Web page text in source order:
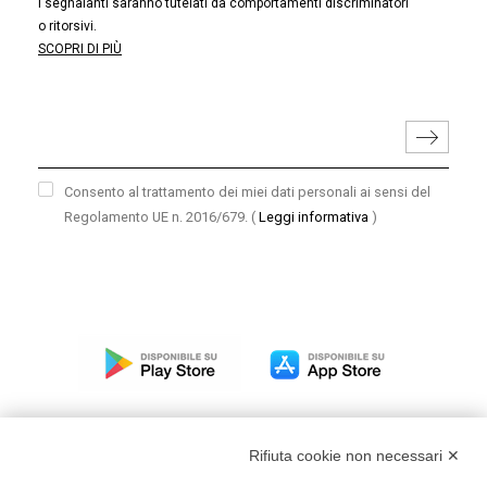
I segnalanti saranno tutelati da comportamenti discriminatori
o ritorsivi.
SCOPRI DI PIÙ
Consento al trattamento dei miei dati personali ai sensi del
Regolamento UE n. 2016/679. ( Leggi informativa )
Rifiuta cookie non necessari ✕